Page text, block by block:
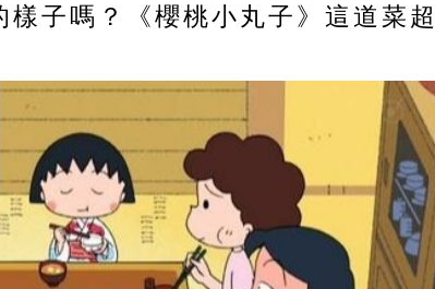
子嗎？《櫻桃小丸子》這道菜超